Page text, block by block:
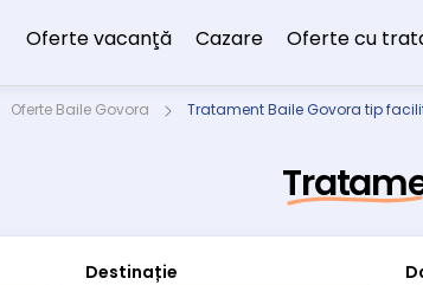
Oferte vacanţă Cazare Oferte cu
Oferte Baile Govora Tratament Baile Govora tip
Destinație